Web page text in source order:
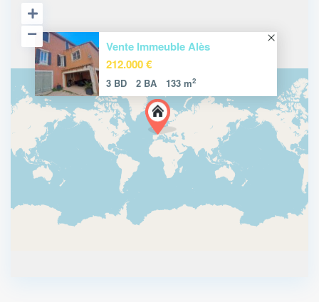
Vente Immeuble Alès
212.000 €
3 BD 2 BA 133 m2